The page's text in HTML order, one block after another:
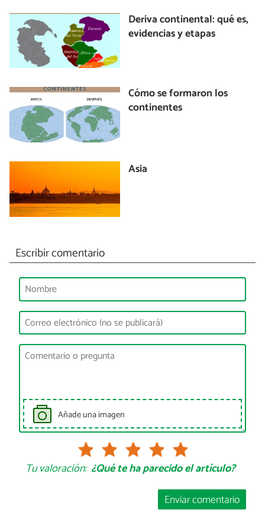
Deriva continental: qué es,
evidencias y etapas
Cómo se formaron los
continentes
Asia
Escribir comentario
Añade una imagen
Tu valoración: ¿Qué te ha parecido el artículo?
Enviar comentario